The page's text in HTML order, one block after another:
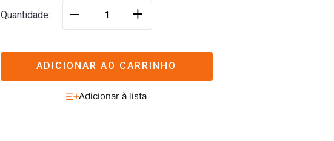
Quantidade ＋
ADICIONAR AO CARRINHO